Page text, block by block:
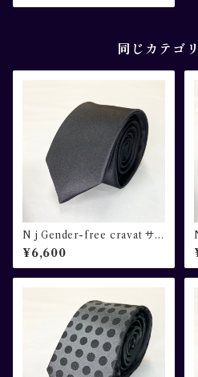
同じカテゴ
N j Gender-free cravat サテ
ン無地 ブラック
¥6,600